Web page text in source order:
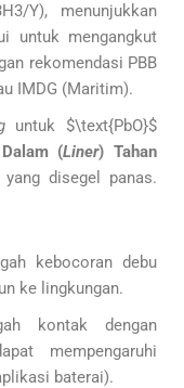
Y), menunjukkan
untuk mengangkut
rekomendasi PBB
IMDG (Maritim).
untuk $\text{PbO}$
(Liner) Tahan
disegel panas.
kebocoran debu
ke lingkungan.
kontak dengan
mempengaruhi
baterai).